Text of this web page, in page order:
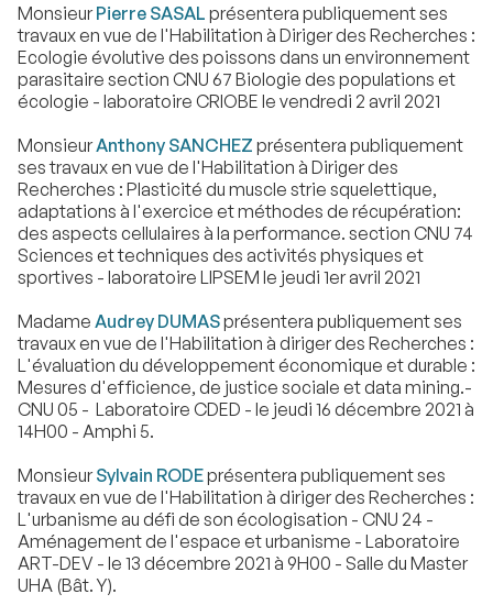
Monsieur Pierre SASAL présentera publiquement ses
travaux en vue de l'Habilitation à Diriger des Recherches :
Ecologie évolutive des poissons dans un environnement
parasitaire section CNU 67 Biologie des populations et
écologie - laboratoire CRIOBE le vendredi 2 avril 2021
MonsieurAnthony SANCHEZ présentera publiquement
ses travaux en vue de l'Habilitation à Diriger des
Recherches : Plasticité du muscle strie squelettique,
adaptations à l'exercice et méthodes de récupération:
des aspects cellulaires à la performance. section CNU 74
Sciences et techniques des activités physiques et
sportives - laboratoire LIPSEM le jeudi 1er avril 2021
Madame Audrey DUMASprésentera publiquement ses
travaux en vue de l'Habilitation à diriger des Recherches :
L'évaluation du développement économique et durable :
Mesures d'efficience, de justice sociale et data mining.-
CNU 05 - Laboratoire CDED - le jeudi 16 décembre 2021 à
14H00 - Amphi 5.
Monsieur Sylvain RODEprésentera publiquement ses
travaux en vue de l'Habilitation à diriger des Recherches :
L'urbanisme au défi de son écologisation - CNU 24 -
Aménagement de l'espace et urbanisme - Laboratoire
ART-DEV - le 13 décembre 2021 à 9H00 - Salle du Master
UHA (Bât. Y).